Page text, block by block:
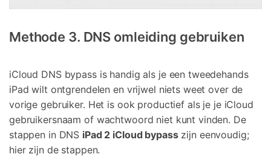
Methode 3. DNS omleiding gebruiken
iCloud DNS bypass is handig als je een tweedehands
iPad wilt ontgrendelen en vrijwel niets weet over de
vorige gebruiker. Het is ook productief als je je iCloud
gebruikersnaam of wachtwoord niet kunt vinden. De
stappen in DNS iPad 2 iCloud bypasszijn eenvoudig;
hier zijn de stappen.